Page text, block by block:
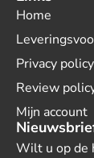
Home
Privacy policy
Review
Mijn account
Wilt u op de